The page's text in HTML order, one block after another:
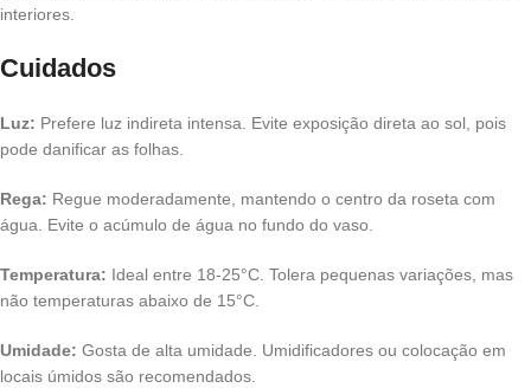
interiores.
Cuidados
Luz: Prefere luz indireta intensa. Evite exposição direta ao sol, pois
pode danificar as folhas.
Rega: Regue moderadamente, mantendo o centro da roseta com
água. Evite o acúmulo de água no fundo do vaso.
Temperatura: Ideal entre 18-25°C. Tolera pequenas variações, mas
não temperaturas abaixo de 15°C.
Umidade: Gosta de alta umidade. Umidificadores ou colocação em
locais úmidos são recomendados.